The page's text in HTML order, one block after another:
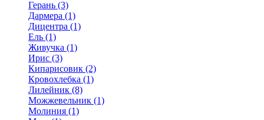
Герань (3)
Дармера (1)
Дицентра (1)
Ель (1)
Живучка (1)
Ирис (3)
Кипарисовик (2)
Кровохлебка (1)
Лилейник (8)
Можжевельник (1)
Молиния (1)